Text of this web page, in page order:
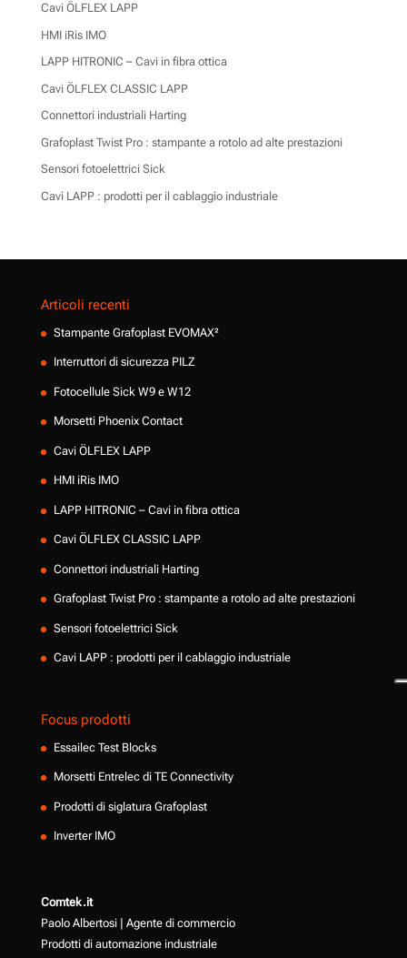
Cavi ÖLFLEX LAPP
HMI iRis IMO
LAPP HITRONIC – Cavi in fibra ottica
Cavi ÖLFLEX CLASSIC LAPP
Connettori industriali Harting
Grafoplast Twist Pro : stampante a rotolo ad alte prestazioni
Sensori fotoelettrici Sick
Cavi LAPP : prodotti per il cablaggio industriale
Articoli recenti
Stampante Grafoplast EVOMAX²
Interruttori di sicurezza PILZ
Fotocellule Sick W9 e W12
Morsetti Phoenix Contact
Cavi ÖLFLEX LAPP
HMI iRis IMO
LAPP HITRONIC – Cavi in fibra ottica
Cavi ÖLFLEX CLASSIC LAPP
Connettori industriali Harting
Grafoplast Twist Pro : stampante a rotolo ad alte prestazioni
Sensori fotoelettrici Sick
Cavi LAPP : prodotti per il cablaggio industriale
Focus prodotti
Essailec Test Blocks
Morsetti Entrelec di TE Connectivity
Prodotti di siglatura Grafoplast
Inverter IMO
Comtek.it
Paolo Albertosi | Agente di commercio
Prodotti di automazione industriale